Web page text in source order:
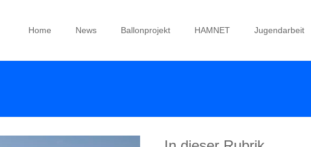
Home News Ballonprojekt HAMNET Jugendarbeit